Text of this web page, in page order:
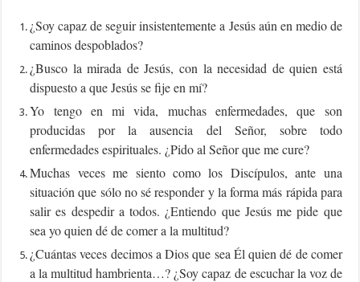
¿Soy capaz de seguir insistentemente a Jesús aún en medio de
caminos despoblados?
¿Busco la mirada de Jesús, con la necesidad de quien está
dispuesto a que Jesús se fije en mí?
Yo tengo en mi vida, muchas enfermedades, que son
producidas por la ausencia del Señor, sobre todo
enfermedades espirituales. ¿Pido al Señor que me cure?
Muchas veces me siento como los Discípulos, ante una
situación que sólo no sé responder y la forma más rápida para
salir es despedir a todos. ¿Entiendo que Jesús me pide que
sea yo quien dé de comer a la multitud?
¿Cuántas veces decimos a Dios que sea Él quien dé de comer
a la multitud hambrienta…? ¿Soy capaz de escuchar la voz de